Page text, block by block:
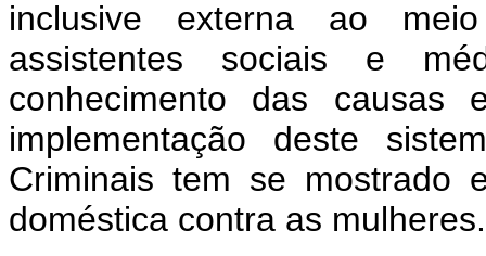
inclusive externa ao
assistentes sociais e
conhecimento das causas
implementação deste
Criminais tem se mostrado
doméstica contra as mulheres.